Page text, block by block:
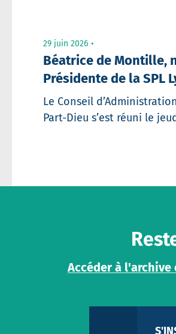
29 juin 2026
Béatrice de Montille,
Présidente de la SPL
Le Conseil
Part-Dieu s’est réuni le
Accéder à